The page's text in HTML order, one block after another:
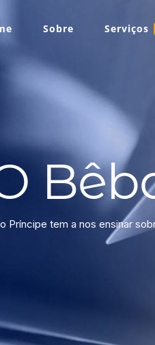
Sobre Serviços
Príncipe tem a nos ensinar